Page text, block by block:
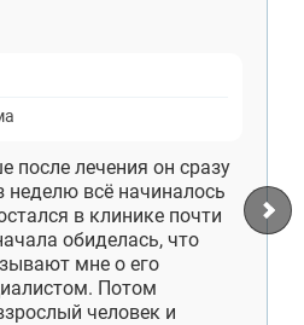
после лечения он сразу
неделю всё начиналось
в клинике почти
обиделась, что
мне о его
Потом
человек и